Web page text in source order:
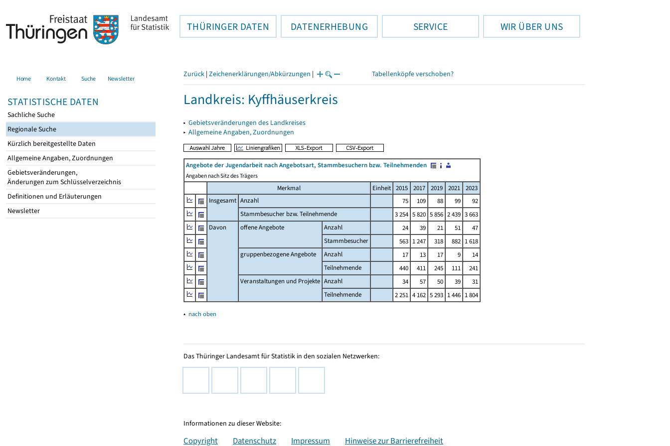
THÜRINGER DATEN DATENERHEBUNG SERVICE WIR ÜBER UNS
Home Kontakt Suche Newsletter
STATISTISCHE DATEN
Sachliche Suche
Regionale Suche
Kürzlich bereitgestellte Daten
Allgemeine Angaben, Zuordnungen
Gebietsveränderungen,
Änderungen zum Schlüsselverzeichnis
Definitionen und Erläuterungen
Newsletter
Zurück | Zeichenerklärungen/Abkürzungen | Tabellenköpfe verschoben?
Landkreis: Kyffhäuserkreis
▸ Gebietsveränderungen des Landkreises
▸ Allgemeine Angaben, Zuordnungen
Angebote der Jugendarbeit nach Angebotsart, Stammbesuchern bzw. Teilnehmenden
Angaben nach Sitz des Trägers
Merkmal Einheit 2015 2017 2019 2021
2023
Insgesamt Anzahl 75 109 88 99
92
Stammbesucher bzw. Teilnehmende
3 254 5 820 5 856 2 439 3 663
Davon
offene Angebote Anzahl 24 39 21 51
47
Stammbesucher
563 1 247 318 882 1 618
gruppenbezogene Angebote
Anzahl 17 13 17 9
14
Teilnehmende
440 411 245 111
241
Veranstaltungen und Projekte Anzahl 34 57 50 39
31
Teilnehmende
2 251 4 162 5 293 1 446 1 804
▴ nach oben
Das Thüringer Landesamt für Statistik in den sozialen Netzwerken:
Informationen zu dieser Website:
Copyright Datenschutz Impressum Hinweise zur Barrierefreiheit